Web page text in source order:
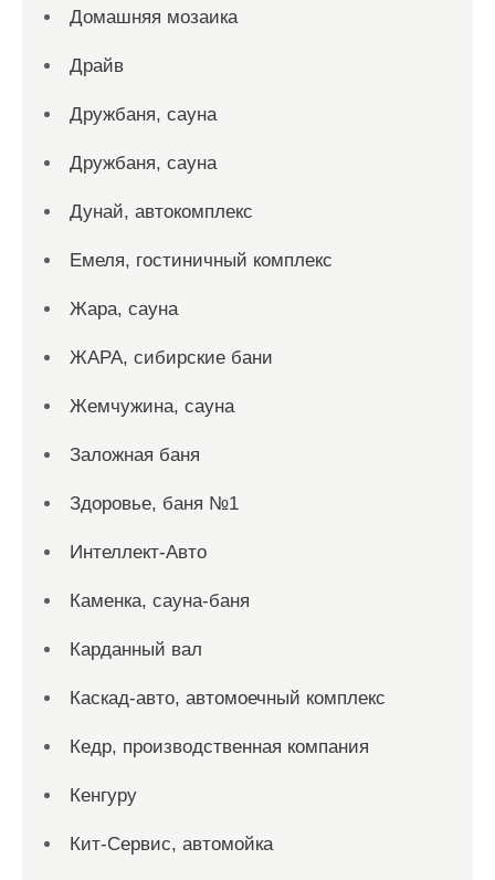
Домашняя мозаика
Драйв
Дружбаня, сауна
Дружбаня, сауна
Дунай, автокомплекс
Емеля, гостиничный комплекс
Жара, сауна
ЖАРА, сибирские бани
Жемчужина, сауна
Заложная баня
Здоровье, баня №1
Интеллект-Авто
Каменка, сауна-баня
Карданный вал
Каскад-авто, автомоечный комплекс
Кедр, производственная компания
Кенгуру
Кит-Сервис, автомойка